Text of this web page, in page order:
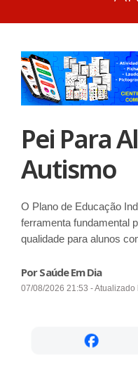
Pei Para
Autismo
O Plano de Educação
ferramenta fundamental
qualidade para alunos
Por Saúde Em Dia
07/08/2026 21:53 - Atualizado